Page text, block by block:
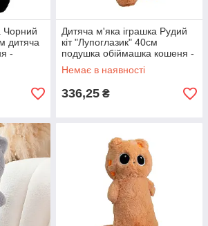
Чорний
дитяча
-
Дитяча м'яка іграшка Рудий
кіт "Лупоглазик" 40см
подушка обіймашка кошеня -
антистрес кіт батон
Немає в наявності
336,25 ₴